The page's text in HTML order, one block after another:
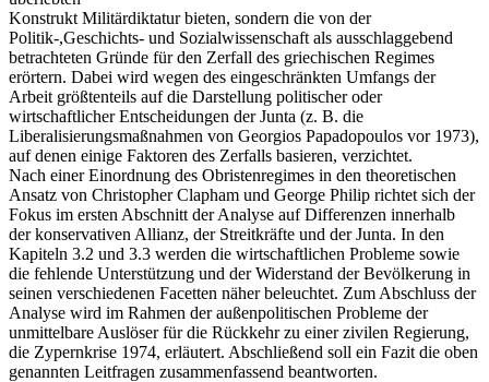
Konstrukt Militärdiktatur bieten, sondern die von der
Politik-,Geschichts- und Sozialwissenschaft als ausschlaggebend
betrachteten Gründe für den Zerfall des griechischen Regimes
erörtern. Dabei wird wegen des eingeschränkten Umfangs der
Arbeit größtenteils auf die Darstellung politischer oder
wirtschaftlicher Entscheidungen der Junta (z. B. die
Liberalisierungsmaßnahmen von Georgios Papadopoulos vor 1973),
auf denen einige Faktoren des Zerfalls basieren, verzichtet.
Nach einer Einordnung des Obristenregimes in den theoretischen
Ansatz von Christopher Clapham und George Philip richtet sich der
Fokus im ersten Abschnitt der Analyse auf Differenzen innerhalb
der konservativen Allianz, der Streitkräfte und der Junta. In den
Kapiteln 3.2 und 3.3 werden die wirtschaftlichen Probleme sowie
die fehlende Unterstützung und der Widerstand der Bevölkerung in
seinen verschiedenen Facetten näher beleuchtet. Zum Abschluss der
Analyse wird im Rahmen der außenpolitischen Probleme der
unmittelbare Auslöser für die Rückkehr zu einer zivilen Regierung,
die Zypernkrise 1974, erläutert. Abschließend soll ein Fazit die oben
genannten Leitfragen zusammenfassend beantworten.